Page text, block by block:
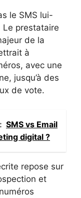
le SMS lui-
Le prestataire
de la
à
avec une
jusqu’à des
de vote.
SMS vs Email
digital ?
repose sur
et